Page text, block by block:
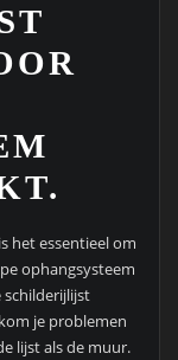
het essentieel om
ophangsysteem
je problemen
lijst als de muur.